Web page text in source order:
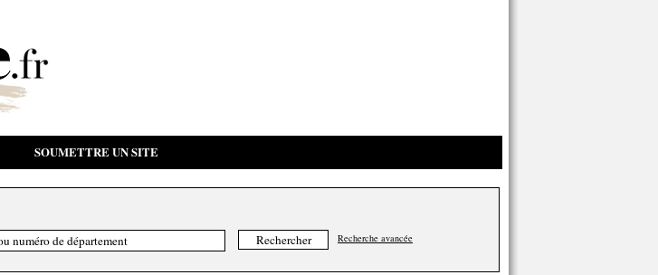
SOUMETTRE UN SITE
Recherche avancée